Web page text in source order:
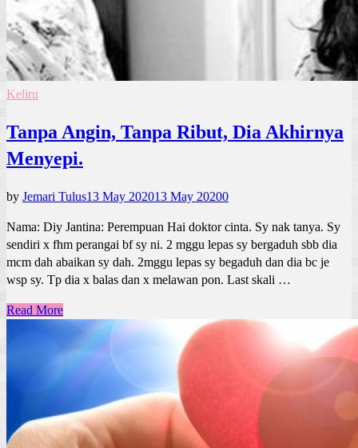
Keliru
Tanpa Angin, Tanpa Ribut, Dia Akhirnya
Menyepi.
by Jemari Tulus13 May 202013 May 20200
Nama: Diy Jantina: Perempuan Hai doktor cinta. Sy nak tanya. Sy
sendiri x fhm perangai bf sy ni. 2 mggu lepas sy bergaduh sbb dia
mcm dah abaikan sy dah. 2mggu lepas sy begaduh dan dia bc je
wsp sy. Tp dia x balas dan x melawan pon. Last skali …
Read More